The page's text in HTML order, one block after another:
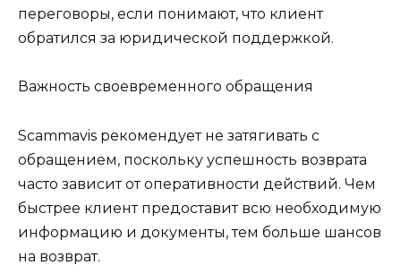
переговоры, если понимают, что клиент
обратился за юридической поддержкой.
Важность своевременного обращения
Scammavis рекомендует не затягивать с
обращением, поскольку успешность возврата
часто зависит от оперативности действий. Чем
быстрее клиент предоставит всю необходимую
информацию и документы, тем больше шансов
на возврат.